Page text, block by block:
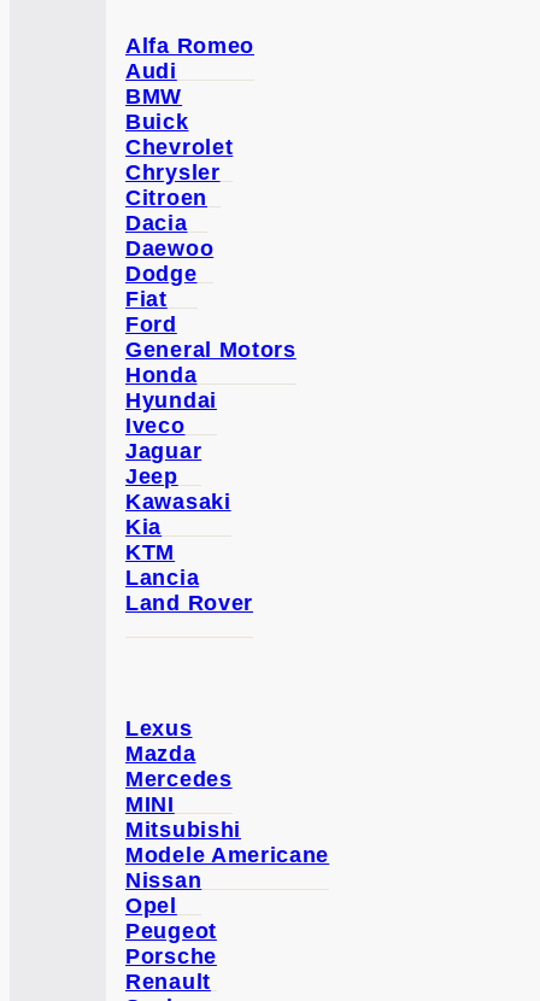
Alfa Romeo
Audi
BMW
Buick
Chevrolet
Chrysler
Citroen
Dacia
Daewoo
Dodge
Fiat
Ford
General Motors
Honda
Hyundai
Iveco
Jaguar
Jeep
Kawasaki
Kia
KTM
Lancia
Land Rover
Lexus
Mazda
Mercedes
MINI
Mitsubishi
Modele Americane
Nissan
Opel
Peugeot
Porsche
Renault